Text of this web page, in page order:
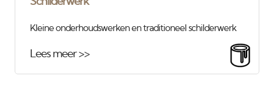
Kleine onderhoudswerken en traditioneel schilderwerk
Lees meer >>